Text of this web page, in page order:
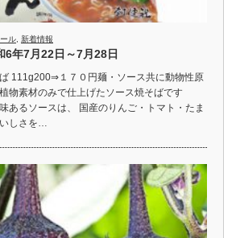
ル 新着情報
6年7月22日～7月28日
111g200⇒１７０円麺・ソース共に動物性原
植物素材のみで仕上げたソース焼そばです
あるソースは、 国産のりんご・トマト・たま
しさを…